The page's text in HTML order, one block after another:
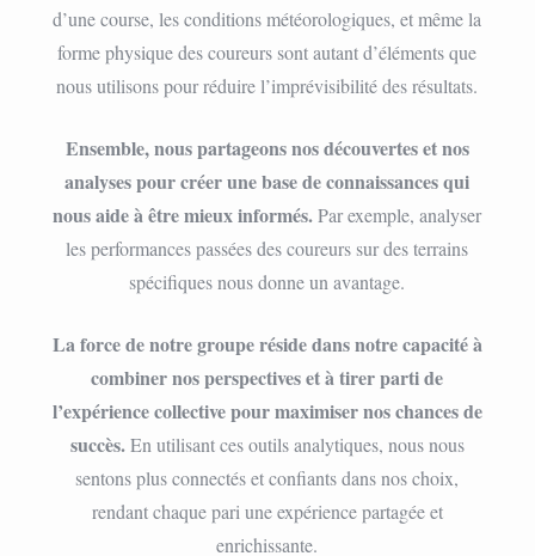
d’une course, les conditions météorologiques, et même la
forme physique des coureurs sont autant d’éléments que
nous utilisons pour réduire l’imprévisibilité des résultats.
Ensemble, nous partageons nos découvertes et nos
analyses pour créer une base de connaissances qui
nous aide à être mieux informés.Par exemple, analyser
les performances passées des coureurs sur des terrains
spécifiques nous donne un avantage.
La force de notre groupe réside dans notre capacité à
combiner nos perspectives et à tirer parti de
l’expérience collective pour maximiser nos chances de
succès.En utilisant ces outils analytiques, nous nous
sentons plus connectés et confiants dans nos choix,
rendant chaque pari une expérience partagée et
enrichissante.